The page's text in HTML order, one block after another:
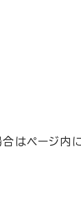
はページ内